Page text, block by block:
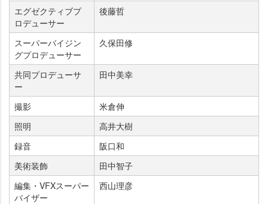
エグゼクティブプ
ロデューサー
後藤哲
スーパーバイジン
グプロデューサー
久保田修
共同プロデューサ
ー
田中美幸
撮影
米倉伸
照明
高井大樹
録音
阪口和
美術装飾
田中智子
編集・VFXスーパー
バイザー
西山理彦